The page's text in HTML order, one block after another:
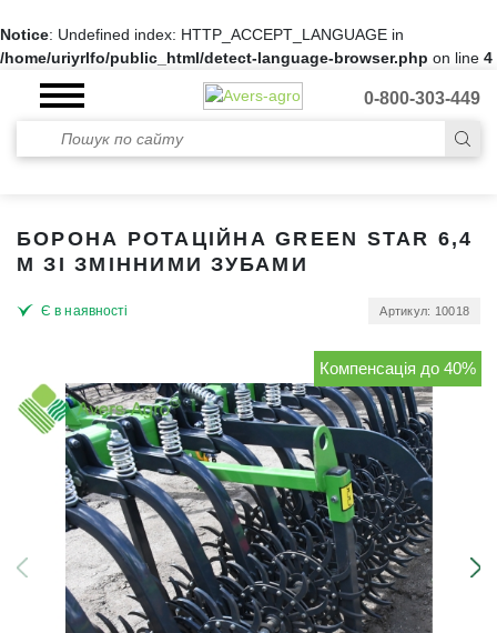
Notice: Undefined index: HTTP_ACCEPT_LANGUAGE in
/home/uriyrlfo/public_html/detect-language-browser.php on line 4
0-800-303-449
БОРОНА РОТАЦІЙНА GREEN STAR 6,4
М ЗІ ЗМІННИМИ ЗУБАМИ
Є в наявності Артикул: 10018
Компенсація до 40%